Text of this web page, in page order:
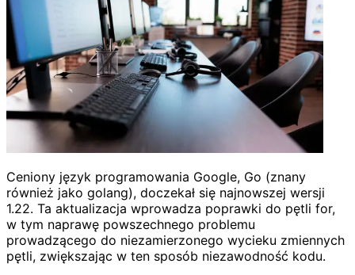
Ceniony język programowania Google, Go (znany
również jako golang), doczekał się najnowszej wersji
1.22. Ta aktualizacja wprowadza poprawki do pętli for,
w tym naprawę powszechnego problemu
prowadzącego do niezamierzonego wycieku zmiennych
pętli, zwiększając w ten sposób niezawodność kodu.